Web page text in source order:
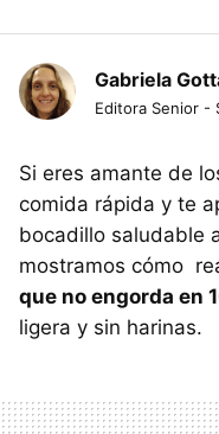
Gabriela
Editora Senior -
Si eres amante de
comida rápida y te
bocadillo saludable
mostramos cómo
que no engorda en
ligera y sin harinas.